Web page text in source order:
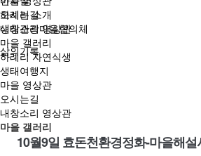
오시는길
내창소리 영상관
삶의기록
하례리 소개
생태관광마을협의체
마을 갤러리
하례리 자연식생
생태여행지
마을 영상관
오시는길
내창소리 영상관
마을 갤러리
10월9일 효돈천환경정화-마을해